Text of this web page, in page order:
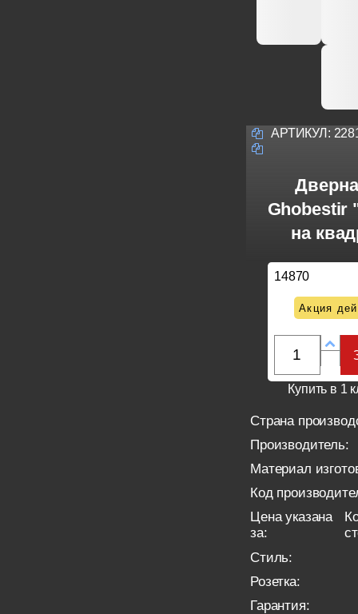
АРТИКУЛ:
Ghobestir
на
14870
Акция
Купить в 1
Страна
Производитель:
Материал
Код
Цена указана
за:
Стиль:
Розетка:
Гарантия: